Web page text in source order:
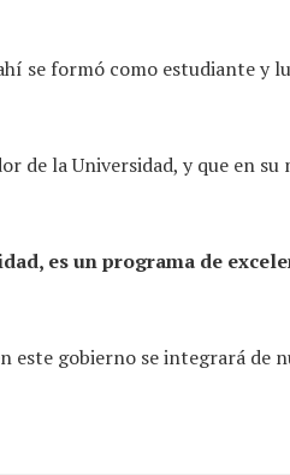
se formó como estudiante y
de la Universidad, y que en
es un programa de
gobierno se integrará de